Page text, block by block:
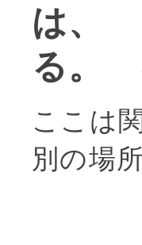
は
る。
ここは
別の場